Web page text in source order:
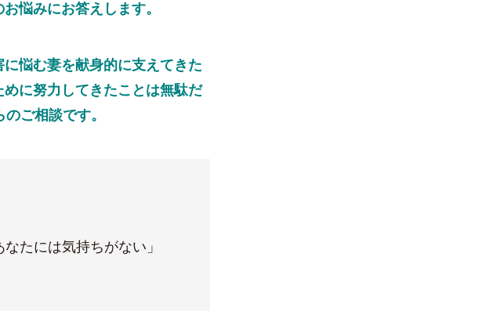
悩みにお答えします。
悩む妻を献身的に支えてきた
に努力してきたことは無駄だ
ご相談です。
たには気持ちがない」